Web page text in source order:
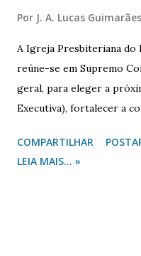
Por J. A. Lucas Guimarães
A Igreja Presbiteriana do
reúne-se em Supremo
geral, para eleger a
Executiva), fortalecer a
Com tantas frentes
doutrinárias, ela se serve
COMPARTILHAR
LEIA MAIS... »